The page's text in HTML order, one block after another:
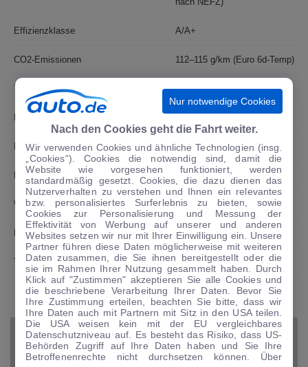
Effizienzklasse A/A+
CO2-Emissionen 112–115 g/km (Euro 6d-Temp)
Testverbrauch 6,1 Liter
Kofferraumvolumen 651–2126 Liter (Dachhöhe)
Max. Anhängelast 1450 kg
Wendekreis 11,3 m
Basispreis 26.190 Euro
Testwagenpreis 30.170 Euro
VERWANDTE THEMEN
FAMILIENTRANSPORTER HOCHDACHKOMBI TOYOTA
TOYOTA PROACE CITY VERSO TOYOTA VERSO TRANSPORTER
Nur notwendige Cookies
Nach den Cookies geht die Fahrt weiter.
Wir verwenden Cookies und ähnliche Technologien (insg.
„Cookies“). Cookies die notwendig sind, damit die
Website wie vorgesehen funktioniert, werden
standardmäßig gesetzt. Cookies, die dazu dienen das
Nutzerverhalten zu verstehen und Ihnen ein relevantes
bzw. personalisiertes Surferlebnis zu bieten, sowie
Cookies zur Personalisierung und Messung der
Effektivität von Werbung auf unserer und anderen
Websites setzen wir nur mit Ihrer Einwilligung ein. Unsere
Partner führen diese Daten möglicherweise mit weiteren
Daten zusammen, die Sie ihnen bereitgestellt oder die
sie im Rahmen Ihrer Nutzung gesammelt haben. Durch
Klick auf "Zustimmen" akzeptieren Sie alle Cookies und
die beschriebene Verarbeitung Ihrer Daten. Bevor Sie
Ihre Zustimmung erteilen, beachten Sie bitte, dass wir
Ihre Daten auch mit Partnern mit Sitz in den USA teilen.
Die USA weisen kein mit der EU vergleichbares
Datenschutzniveau auf. Es besteht das Risiko, dass US-
Behörden Zugriff auf Ihre Daten haben und Sie Ihre
Betroffenenrechte nicht durchsetzen können. Über